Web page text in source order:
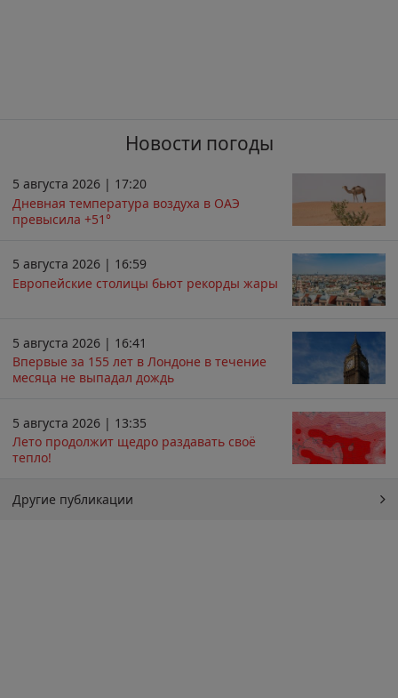
Новости погоды
5 августа 2026 | 17:20
Дневная температура воздуха в ОАЭ
превысила +51°
5 августа 2026 | 16:59
Европейские столицы бьют рекорды жары
5 августа 2026 | 16:41
Впервые за 155 лет в Лондоне в течение
месяца не выпадал дождь
5 августа 2026 | 13:35
Лето продолжит щедро раздавать своё
тепло!
Другие публикации